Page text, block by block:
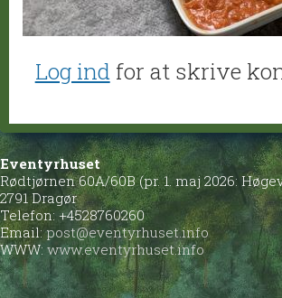
Log ind for at skrive
Eventyrhuset
Rødtjørnen 60A/60B (pr. 1. maj 2026:
2791 Dragør
Telefon: +4528760260
Email:post@eventyrhuset.info
WWW: www.eventyrhuset.info